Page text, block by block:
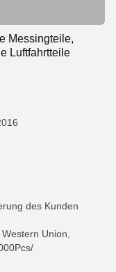
Messingteile,
Luftfahrtteile
des Kunden
Union,